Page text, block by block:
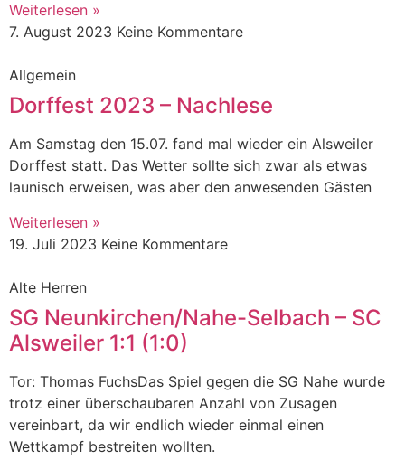
Weiterlesen »
7. August 2023 Keine Kommentare
Allgemein
Dorffest 2023 – Nachlese
Am Samstag den 15.07. fand mal wieder ein Alsweiler
Dorffest statt. Das Wetter sollte sich zwar als etwas
launisch erweisen, was aber den anwesenden Gästen
Weiterlesen »
19. Juli 2023 Keine Kommentare
Alte Herren
SG Neunkirchen/Nahe-Selbach – SC
Alsweiler 1:1 (1:0)
Tor: Thomas FuchsDas Spiel gegen die SG Nahe wurde
trotz einer überschaubaren Anzahl von Zusagen
vereinbart, da wir endlich wieder einmal einen
Wettkampf bestreiten wollten.